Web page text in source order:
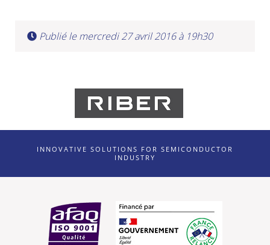
Publié le mercredi 27 avril 2016 à 19h30
INNOVATIVE SOLUTIONS FOR SEMICONDUCTOR
INDUSTRY